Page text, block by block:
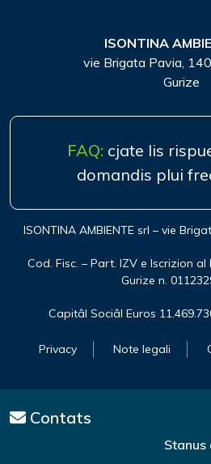
ISONTINA
vie Brigata Pavia,
Gurize
FAQ: cjate lis
domandis plui
ISONTINA AMBIENTE srl – vie
Cod. Fisc. – Part. IZV e Iscrizion
Gurize n.
Capitâl Sociâl Euros
Privacy Note legali
Contats
Stanus